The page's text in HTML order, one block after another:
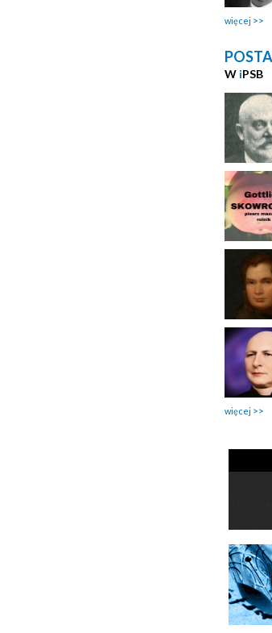
więcej
W iPSB
więcej